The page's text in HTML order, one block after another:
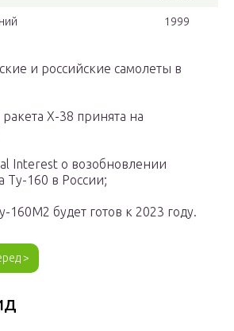
1999
и российские самолеты в
Х-38 принята на
Interest о возобновлении
Ту-160 в России;
160М2 будет готов к 2023 году.
>